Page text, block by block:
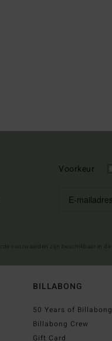
Voorkeur
BILLABONG
50 Years of Billabong
Billabong Crew
Gift Card